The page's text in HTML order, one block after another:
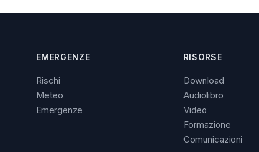
EMERGENZE
Rischi
Meteo
Emergenze
RISORSE
Download
Audiolibro
Video
Formazione
Comunicazioni